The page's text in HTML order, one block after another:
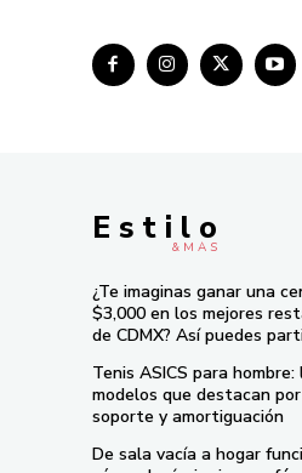
E s t i l o
& M À S
¿Te imaginas ganar una
$3,000 en los mejores
de CDMX? Así puedes
Tenis ASICS para hombre:
modelos que destacan
soporte y amortiguación
De sala vacía a hogar